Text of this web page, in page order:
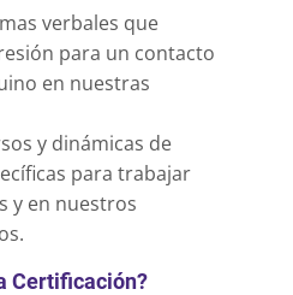
verbales que
para un contacto
en nuestras
y dinámicas de
para trabajar
y en nuestros
Certificación?